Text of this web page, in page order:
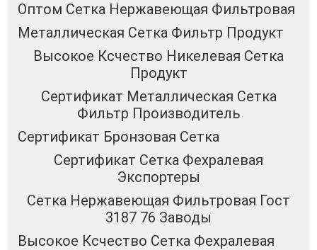
Оптом Сетка Нержавеющая Фильтровая
Металлическая Сетка Фильтр Продукт
Высокое Ксчество Никелевая Сетка
Продукт
Сертификат Металлическая Сетка
Фильтр Производитель
Сертификат Бронзовая Сетка
Сертификат Сетка Фехралевая
Экспортеры
Сетка Нержавеющая Фильтровая Гост
3187 76 Заводы
Высокое Ксчество Сетка Фехралевая